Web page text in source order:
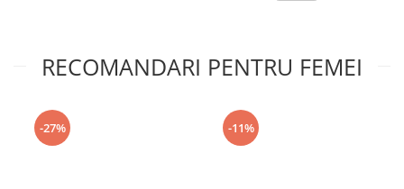
RECOMANDARI PENTRU FEMEI
-27% -11%